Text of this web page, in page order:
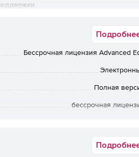
блочный на русском языке (blueprint)
этой реальности и
приложений дополненной и
Бессрочная лицензия Advanced
Полная
бессрочная